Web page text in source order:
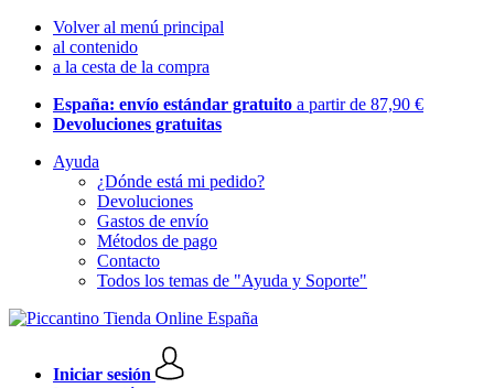
Volver al menú principal
al contenido
a la cesta de la compra
España: envío estándar gratuito a partir de 87,90 €
Devoluciones gratuitas
Ayuda
¿Dónde está mi pedido?
Devoluciones
Gastos de envío
Métodos de pago
Contacto
Todos los temas de "Ayuda y Soporte"
Iniciar sesión